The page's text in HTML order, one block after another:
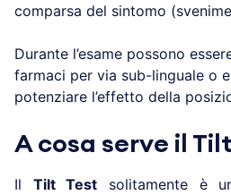
comparsa del sintomo
Durante l’esame possono
farmaci per via sub-linguale o
potenziare l’effetto della
A cosa serve il
Il Tilt Test solitamente è